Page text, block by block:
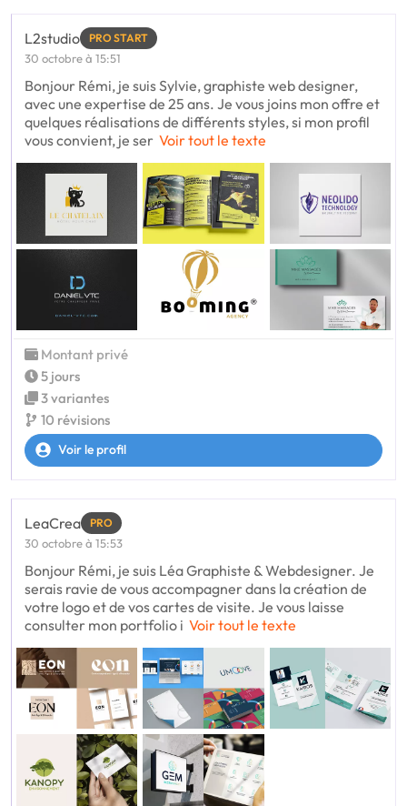
L2studio PRO START
30 octobre à 15:51
Bonjour Rémi, je suis Sylvie, graphiste web designer,
avec une expertise de 25 ans. Je vous joins mon offre et
quelques réalisations de différents styles, si mon profil
vous convient, je ser Voir tout le texte
Montant privé
5 jours
3 variantes
10 révisions
Voir le profil
LeaCrea PRO
30 octobre à 15:53
Bonjour Rémi, je suis Léa Graphiste & Webdesigner. Je
serais ravie de vous accompagner dans la création de
votre logo et de vos cartes de visite. Je vous laisse
consulter mon portfolio i Voir tout le texte